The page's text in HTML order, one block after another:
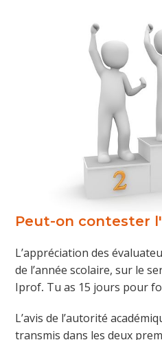
Peut-on contester
L’appréciation des
de l’année scolaire, sur le
Iprof. Tu as 15 jours pour
L’avis de l’autorité
transmis dans les deux